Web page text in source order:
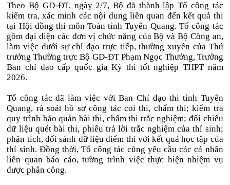
Theo Bộ GD-ĐT, ngày 2/7, Bộ đã thành lập Tổ công tác
kiểm tra, xác minh các nội dung liên quan đến kết quả thi
tại Hội đồng thi môn Toán tỉnh Tuyên Quang. Tổ công tác
gồm đại diện các đơn vị chức năng của Bộ và Bộ Công an,
làm việc dưới sự chỉ đạo trực tiếp, thường xuyên của Thứ
trưởng Thường trực Bộ GD-ĐT Phạm Ngọc Thưởng, Trưởng
Ban chỉ đạo cấp quốc gia Kỳ thi tốt nghiệp THPT năm
2026.
Tổ công tác đã làm việc với Ban Chỉ đạo thi tỉnh Tuyên
Quang, rà soát hồ sơ công tác coi thi, chấm thi; kiểm tra
quy trình bảo quản bài thi, chấm thi trắc nghiệm; đối chiếu
dữ liệu quét bài thi, phiếu trả lời trắc nghiệm của thí sinh;
phân tích, đối sánh dữ liệu điểm thi với kết quả học tập của
thí sinh. Đồng thời, Tổ công tác cũng yêu cầu các cá nhân
liên quan báo cáo, tường trình việc thực hiện nhiệm vụ
được phân công.